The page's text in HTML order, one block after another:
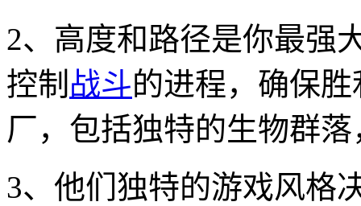
2、高度和路径是你最
控制 战斗的进程，确保
厂，包括独特的生物群
3、他们独特的游戏风格